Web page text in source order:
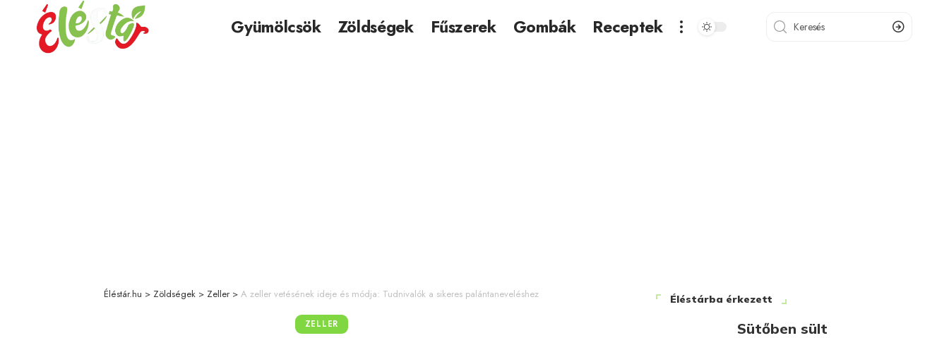
Gyümölcsök Zöldségek Fűszerek Gombák Receptek
Éléstár.hu > Zöldségek > Zeller >A zeller vetésének ideje és módja: Tudnivalók a sikeres palántaneveléshez
ZELLER
Éléstárba érkezett
Sütőben sült